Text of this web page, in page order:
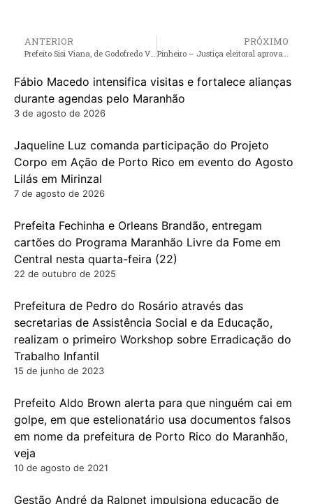
ANTERIOR
Prefeito Sisi Viana, de Godofredo Viana, leva multa de 20 mil reais
PRÓXIMO
Pinheiro – Justiça eleitoral aprova contas de campanha de André da RalpNet, e de todos os vereadores eleitos e reeleitos em seu grupo político
Fábio Macedo intensifica visitas e fortalece alianças
durante agendas pelo Maranhão
3 de agosto de 2026
Jaqueline Luz comanda participação do Projeto
Corpo em Ação de Porto Rico em evento do Agosto
Lilás em Mirinzal
7 de agosto de 2026
Prefeita Fechinha e Orleans Brandão, entregam
cartões do Programa Maranhão Livre da Fome em
Central nesta quarta-feira (22)
22 de outubro de 2025
Prefeitura de Pedro do Rosário através das
secretarias de Assistência Social e da Educação,
realizam o primeiro Workshop sobre Erradicação do
Trabalho Infantil
15 de junho de 2023
Prefeito Aldo Brown alerta para que ninguém cai em
golpe, em que estelionatário usa documentos falsos
em nome da prefeitura de Porto Rico do Maranhão,
veja
10 de agosto de 2021
Gestão André da Ralpnet impulsiona educação de